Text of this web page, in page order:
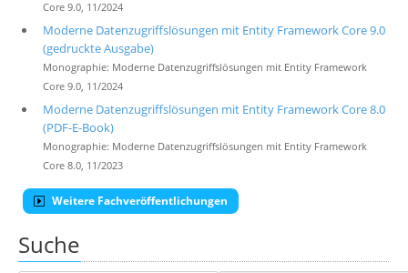
Core 9.0, 11/2024
Moderne Datenzugriffslösungen mit Entity Framework Core 9.0
(gedruckte Ausgabe)
Monographie: Moderne Datenzugriffslösungen mit Entity Framework
Core 9.0, 11/2024
Moderne Datenzugriffslösungen mit Entity Framework Core 8.0
(PDF-E-Book)
Monographie: Moderne Datenzugriffslösungen mit Entity Framework
Core 8.0, 11/2023
Weitere Fachveröffentlichungen
Suche